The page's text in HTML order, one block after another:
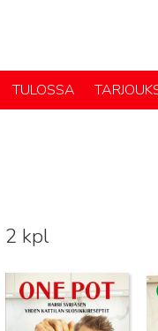
TULOSSA
2 kpl
Lue lisää